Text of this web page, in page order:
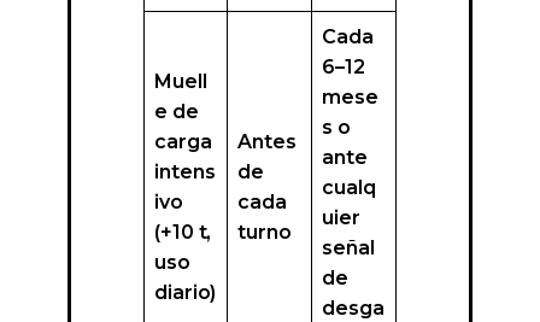
Muell
e de
carga
intens
ivo
(+10 t,
uso
diario)
Antes
de
cada
turno
Cada
6–12
mese
s o
ante
cualq
uier
señal
de
desga